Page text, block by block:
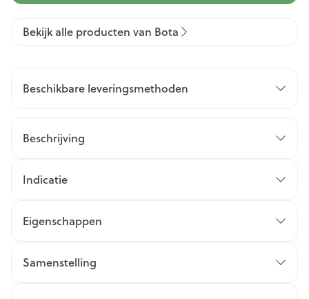
Bekijk alle producten van Bota
Beschikbare leveringsmethoden
Beschrijving
Indicatie
Eigenschappen
Samenstelling